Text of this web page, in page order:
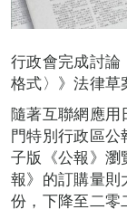
行政會完成討
格式〉》法律草
隨著互聯網應用
門特別行政區
子版《公報》瀏
報》的訂購量則
份，下降至二零